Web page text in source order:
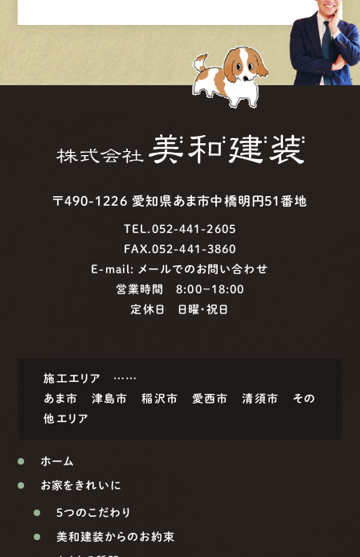
〒490-1226 愛知県あま市中橋明円51番地
TEL.052-441-2605
FAX.052-441-3860
E-mail: メールでのお問い合わせ
営業時間 8:00−18:00
定休日 日曜・祝日
施工エリア ……
あま市
津島市 稲沢市 愛西市 清須市
その
他エリア
ホーム
お家をきれいに
5つのこだわり
美和建装からのお約束